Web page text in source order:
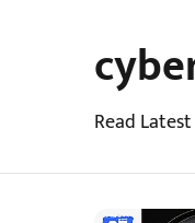
Read